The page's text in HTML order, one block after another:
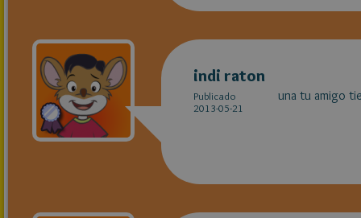
indi raton
Publicado
2013-05-21
una tu amigo